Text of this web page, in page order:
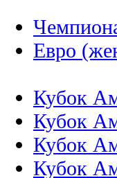
Евро
Кубок
Кубок
Кубок
Кубок